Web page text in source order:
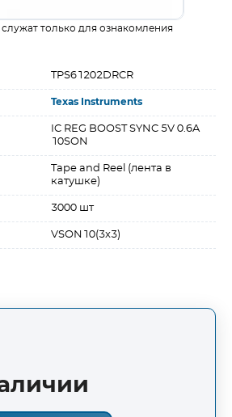
только для ознакомления
TPS61202DRCR
Texas Instruments
IC REG BOOST SYNC 5V 0.6A
10SON
Tape and Reel (лента в
катушке)
3000 шт
VSON10(3x3)